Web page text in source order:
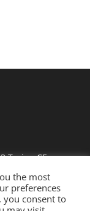
Torino CF
the most
preferences
you consent to